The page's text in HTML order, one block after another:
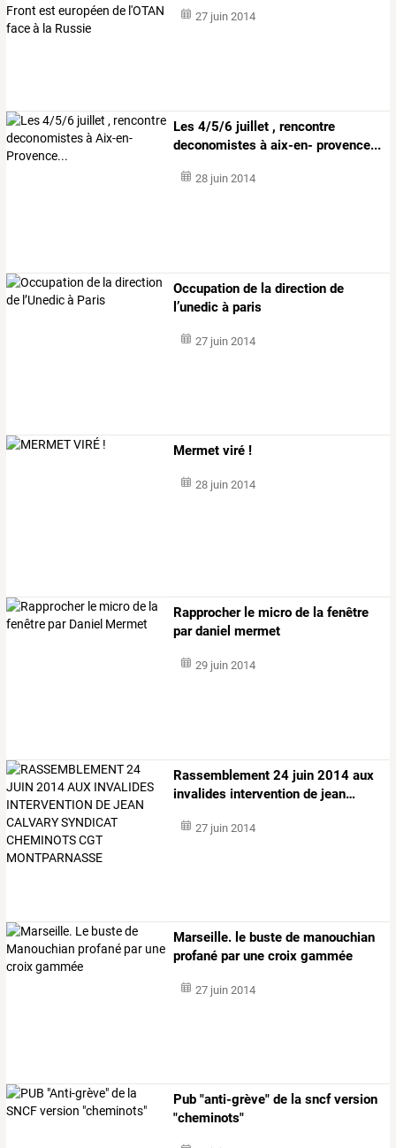
27 juin 2014
Les 4/5/6 juillet , rencontre
deconomistes à aix-en- provence...
28 juin 2014
Occupation de la direction de
l’unedic à paris
27 juin 2014
Mermet viré !
28 juin 2014
Rapprocher le micro de la fenêtre
par daniel mermet
29 juin 2014
Rassemblement 24 juin 2014 aux
invalides intervention de jean…
27 juin 2014
Marseille. le buste de manouchian
profané par une croix gammée
27 juin 2014
Pub "anti-grève" de la sncf version
"cheminots"